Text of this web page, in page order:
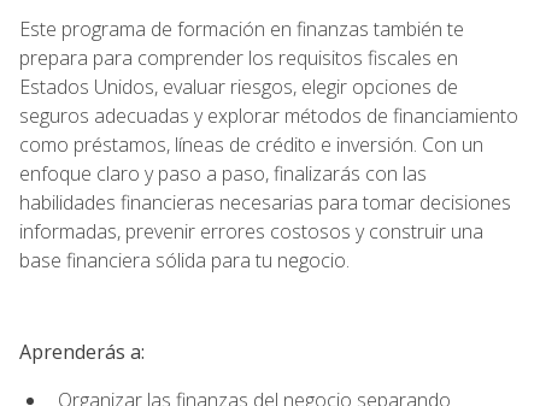
Este programa de formación en finanzas también te
prepara para comprender los requisitos fiscales en
Estados Unidos, evaluar riesgos, elegir opciones de
seguros adecuadas y explorar métodos de financiamiento
como préstamos, líneas de crédito e inversión. Con un
enfoque claro y paso a paso, finalizarás con las
habilidades financieras necesarias para tomar decisiones
informadas, prevenir errores costosos y construir una
base financiera sólida para tu negocio.
Aprenderás a:
Organizar las finanzas del negocio separando